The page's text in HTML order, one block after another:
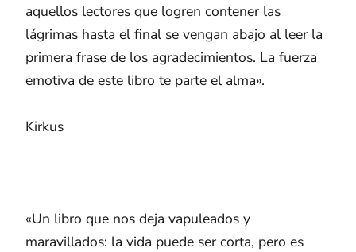
aquellos lectores que logren contener las
lágrimas hasta el final se vengan abajo al leer la
primera frase de los agradecimientos. La fuerza
emotiva de este libro te parte el alma».
Kirkus
«Un libro que nos deja vapuleados y
maravillados: la vida puede ser corta, pero es